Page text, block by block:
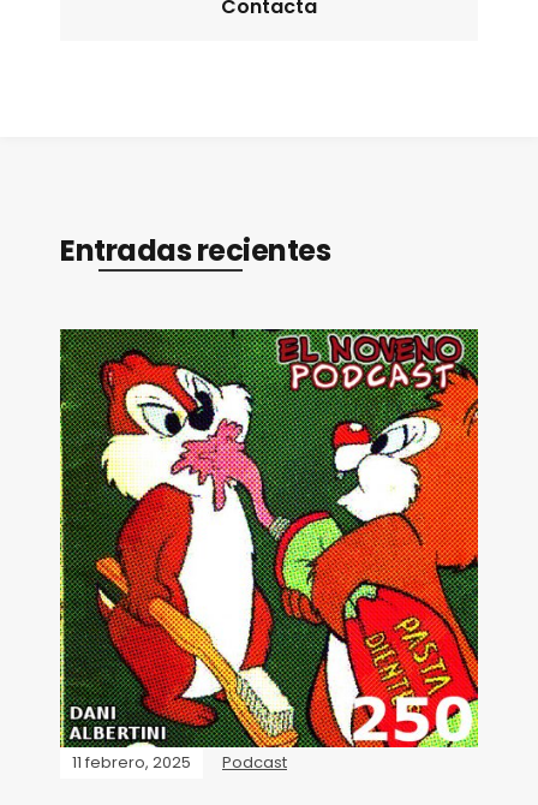
Contacta
Entradas recientes
11 febrero, 2025 Podcast